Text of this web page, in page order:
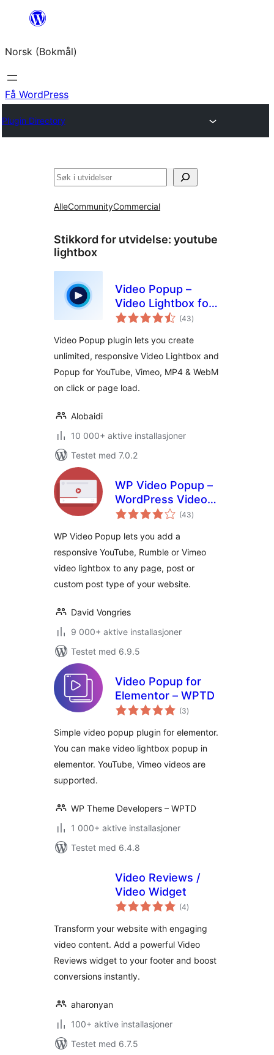
Hopp
innhold
Norsk (Bokmål)
Få WordPress
Plugin Directory
Søk
AlleCommunityCommercial
Stikkord for utvidelse: youtube
lightbox
Video Popup –
Video Lightbox for
YouTube, Vimeo &
(43totale
vurderinger
)
Video Popup plugin lets you create
unlimited, responsive Video Lightbox and
Popup for YouTube, Vimeo, MP4 & WebM
on click or page load.
Alobaidi
10 000+ aktive installasjoner
Testet med 7.0.2
WP Video Popup –
WordPress Video
Lightbox for
Vimeo
(43totale
vurderinger
)
WP Video Popup lets you add a
responsive YouTube, Rumble or Vimeo
video lightbox to any page, post or
custom post type of your website.
David Vongries
9 000+ aktive installasjoner
Testet med 6.9.5
Video Popup for
Elementor – WPTD
(3totale
vurderinger
)
Simple video popup plugin for elementor.
You can make video lightbox popup in
elementor. YouTube, Vimeo videos are
supported.
WP Theme Developers – WPTD
1 000+ aktive installasjoner
Testet med 6.4.8
Video Reviews /
Video Widget
(4totale
vurderinger
)
Transform your website with engaging
video content. Add a powerful Video
Reviews widget to your footer and boost
conversions instantly.
aharonyan
100+ aktive installasjoner
Testet med 6.7.5